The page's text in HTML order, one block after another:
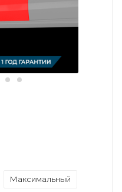
Максимальный